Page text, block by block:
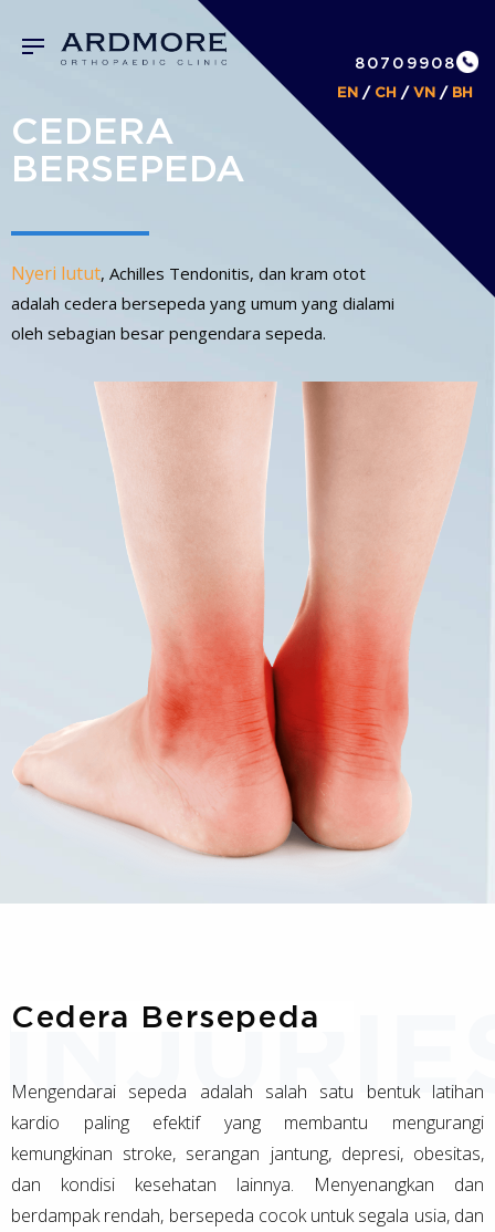
80709908
EN / CH / VN / BH
CEDERA
BERSEPEDA
Nyeri lutut, Achilles Tendonitis, dan kram otot
adalah cedera bersepeda yang umum yang dialami
oleh sebagian besar pengendara sepeda.
Cedera Bersepeda
Mengendarai sepeda adalah salah satu bentuk latihan
kardio paling efektif yang membantu mengurangi
kemungkinan stroke, serangan jantung, depresi, obesitas,
dan kondisi kesehatan lainnya. Menyenangkan dan
berdampak rendah, bersepeda cocok untuk segala usia, dan